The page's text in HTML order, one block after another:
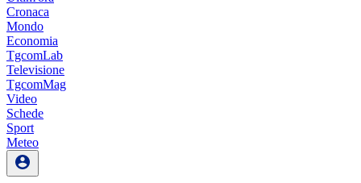
Cronaca
Mondo
Economia
TgcomLab
Televisione
TgcomMag
Video
Schede
Sport
Meteo